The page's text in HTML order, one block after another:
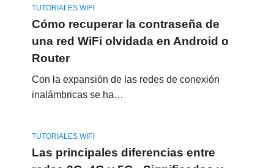
TUTORIALES WIFI
Cómo recuperar la contraseña de
una red WiFi olvidada en Android o
Router
Con la expansión de las redes de conexión
inalámbricas se ha…
TUTORIALES WIFI
Las principales diferencias entre